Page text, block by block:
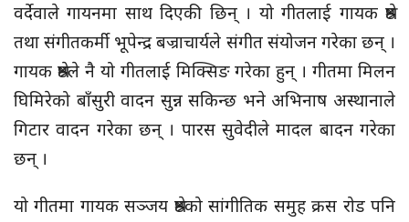
वर्देवाले गायनमा साथ दिएकी छिन् । यो गीतलाई गायक श्रेष्ठ
तथा संगीतकर्मी भूपेन्द्र बज्राचार्यले संगीत संयोजन गरेका छन् ।
गायक श्रेष्ठले नै यो गीतलाई मिक्सिङ गरेका हुन् । गीतमा मिलन
घिमिरेको बाँसुरी वादन सुन्न सकिन्छ भने अभिनाष अस्थानाले
गिटार वादन गरेका छन् । पारस सुवेदीले मादल बादन गरेका
छन् ।
यो गीतमा गायक सञ्जय श्रेष्ठको सांगीतिक समुह क्रस रोड पनि